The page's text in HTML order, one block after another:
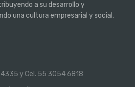
a su desarrollo y
una cultura empresarial y social.
y Cel. 55 3054 6818